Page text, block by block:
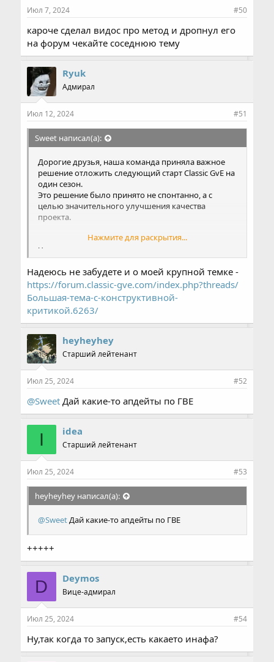
Июл 7, 2024 #50
кароче сделал видос про метод и дропнул его
на форум чекайте соседнюю тему
Ryuk
Адмирал
Июл 12, 2024 #51
Sweet написал(а):
Дорогие друзья, наша команда приняла важное
решение отложить следующий старт Classic GvE на
один сезон.
Это решение было принято не спонтанно, а с
целью значительного улучшения качества
проекта.
Что мы планируем улучшить:
Концепт GvE 2.0
Переход на новый клиент:
Обновление игрового клиента до последней
версии.
Новые локации:
Введение новых стартовых городов и других
уникальных локаций.
Исправление ошибок и геодаты:
Система балансировки фракций:
Внедрение продвинутой системы балансировки,
которая обеспечит равные условия и
конкурентоспособность для двух фракций.
Перед стартом следующего сезона Classic GvE мы
проведем масштабное тестирование.
Следите за анонсами: мы предоставим
информацию о наборе тестеров и как вы можете
принять участие в ЗБТ.
Мы искренне благодарны вам за поддержку, ваше
взаимодействие и поддержка мотивирует нас
совершенствовать наш любимый GvE.
Нажмите для раскрытия...
Надеюсь не забудете и о моей крупной темке -
https://forum.classic-gve.com/index.php?threads/
Большая-тема-с-конструктивной-
критикой.6263/
heyheyhey
Старший лейтенант
Июл 25, 2024 #52
@SweetДай какие-то апдейты по ГВЕ
I idea
Старший лейтенант
Июл 25, 2024 #53
heyheyhey написал(а):
@SweetДай какие-то апдейты по ГВЕ
+++++
D Deymos
Вице-адмирал
Июл 25, 2024 #54
Ну,так когда то запуск,есть какаето инафа?